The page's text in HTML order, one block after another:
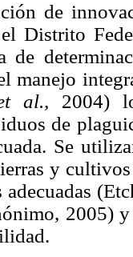
de
Distrito
de
manejo
al., 2004)
de
Se
y
adecuadas
2005)